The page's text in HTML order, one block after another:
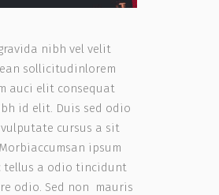
nibh vel velit
sollicitudinlorem
auci elit consequat
id elit. Duis sed odio
cursus a sit
ipsum
tellus a odio tincidunt
odio. Sed non mauris